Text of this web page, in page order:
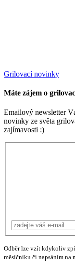
Grilovací novinky
Máte zájem o
Emailový newsletter
novinky ze světa
zajímavosti :)
Odběr lze vzít kdykoliv
měsíčníku či napsáním na